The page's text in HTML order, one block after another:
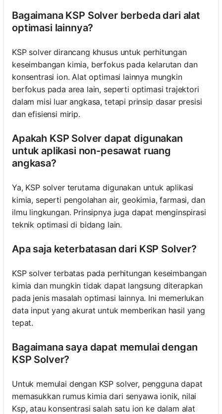
Bagaimana KSP Solver berbeda dari alat
optimasi lainnya?
KSP solver dirancang khusus untuk perhitungan
keseimbangan kimia, berfokus pada kelarutan dan
konsentrasi ion. Alat optimasi lainnya mungkin
berfokus pada area lain, seperti optimasi trajektori
dalam misi luar angkasa, tetapi prinsip dasar presisi
dan efisiensi mirip.
Apakah KSP Solver dapat digunakan
untuk aplikasi non-pesawat ruang
angkasa?
Ya, KSP solver terutama digunakan untuk aplikasi
kimia, seperti pengolahan air, geokimia, farmasi, dan
ilmu lingkungan. Prinsipnya juga dapat menginspirasi
teknik optimasi di bidang lain.
Apa saja keterbatasan dari KSP Solver?
KSP solver terbatas pada perhitungan keseimbangan
kimia dan mungkin tidak dapat langsung diterapkan
pada jenis masalah optimasi lainnya. Ini memerlukan
data input yang akurat untuk memberikan hasil yang
tepat.
Bagaimana saya dapat memulai dengan
KSP Solver?
Untuk memulai dengan KSP solver, pengguna dapat
memasukkan rumus kimia dari senyawa ionik, nilai
Ksp, atau konsentrasi salah satu ion ke dalam alat